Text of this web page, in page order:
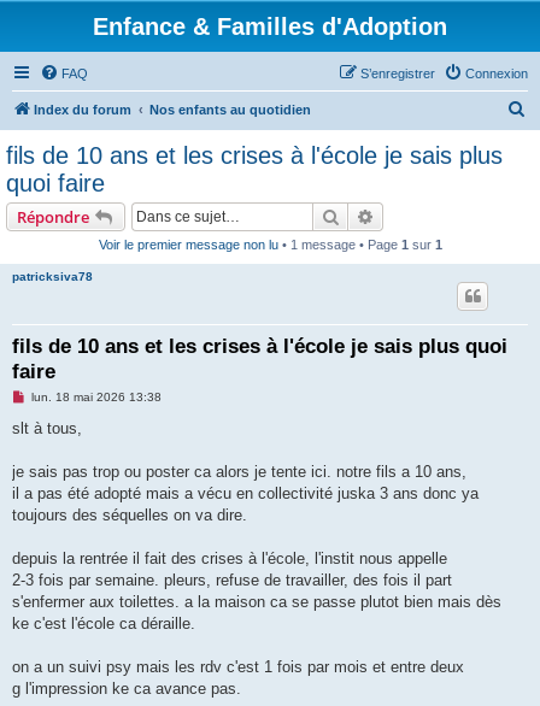
Enfance & Familles d'Adoption
FAQ Connexion
S’enregistrer
Index du forum Nos enfants au quotidien
fils de 10 ans et les crises à l'école je sais plus
quoi faire
Répondre Rechercher
Voir le premier message non lu• 1 message • Page 1 sur 1
patricksiva78
fils de 10 ans et les crises à l'école je sais plus quoi
faire
M
s
g
n
o
n
u
lun. 18 mai 2026 13:38
slt à tous,
je sais pas trop ou poster ca alors je tente ici. notre fils a 10 ans,
il a pas été adopté mais a vécu en collectivité juska 3 ans donc ya
toujours des séquelles on va dire.
depuis la rentrée il fait des crises à l'école, l'instit nous appelle
2-3 fois par semaine. pleurs, refuse de travailler, des fois il part
s'enfermer aux toilettes. a la maison ca se passe plutot bien mais dès
ke c'est l'école ca déraille.
on a un suivi psy mais les rdv c'est 1 fois par mois et entre deux
g l'impression ke ca avance pas.